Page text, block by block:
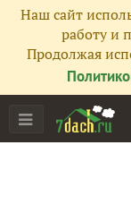
Наш сайт
работу и
Продолжая